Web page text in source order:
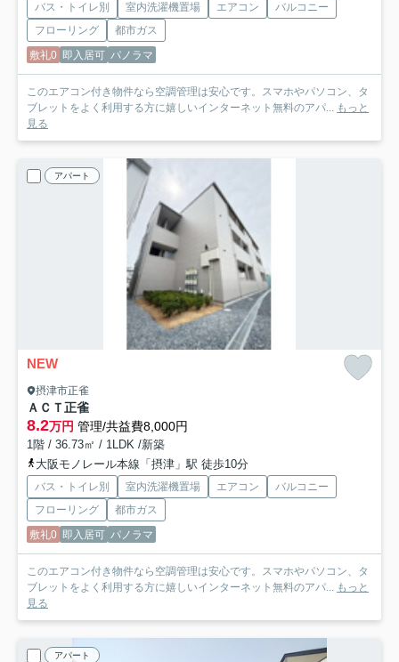
バス・トイレ別 室内洗濯機置場 エアコン
バルコニー
フローリング
都市ガス
敷礼0 即入居可 パノラマ
このエアコン付き物件なら空調管理は安心です。スマホやパソコン、タ
ブレットをよく利用する方に嬉しいインターネット無料のアパ... もっと
見る
アパート
NEW
摂津市正雀
ＡＣＴ正雀
8.2万円 管理/共益費8,000円
1階 / 36.73㎡ / 1LDK /新築
大阪モノレール本線「摂津」駅 徒歩10分
バス・トイレ別 室内洗濯機置場 エアコン
バルコニー
フローリング
都市ガス
敷礼0 即入居可 パノラマ
このエアコン付き物件なら空調管理は安心です。スマホやパソコン、タ
ブレットをよく利用する方に嬉しいインターネット無料のアパ... もっと
見る
アパート